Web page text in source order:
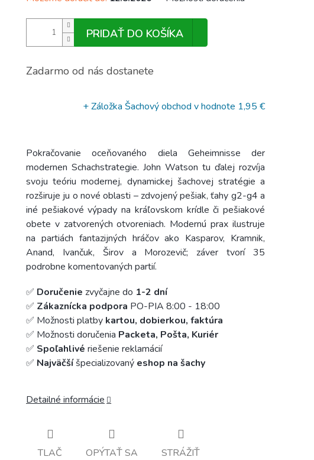
PRIDAŤ DO KOŠÍKA
Zadarmo od nás dostanete
+ Záložka Šachový obchod v hodnote 1,95 €
Pokračovanie oceňovaného diela Geheimnisse der
modernen Schachstrategie. John Watson tu ďalej rozvíja
svoju teóriu modernej, dynamickej šachovej stratégie a
rozširuje ju o nové oblasti – zdvojený pešiak, ťahy g2-g4 a
iné pešiakové výpady na kráľovskom krídle či pešiakové
obete v zatvorených otvoreniach. Modernú prax ilustruje
na partiách fantazijných hráčov ako Kasparov, Kramnik,
Anand, Ivančuk, Širov a Morozevič; záver tvorí 35
podrobne komentovaných partií.
✅ Doručenie zvyčajne do 1-2 dní
✅ Zákaznícka podpora PO-PIA 8:00 - 18:00
✅ Možnosti platby kartou, dobierkou, faktúra
✅ Možnosti doručenia Packeta, Pošta, Kuriér
✅ Spoľahlivé riešenie reklamácií
✅ Najväčšíšpecializovaný eshop na šachy
Detailné informácie
TLAČ OPÝTAŤ SA STRÁŽIŤ